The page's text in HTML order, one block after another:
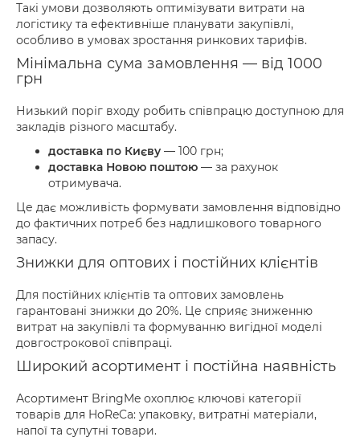
Такі умови дозволяють оптимізувати витрати на
логістику та ефективніше планувати закупівлі,
особливо в умовах зростання ринкових тарифів.
Мінімальна сума замовлення — від 1000
грн
Низький поріг входу робить співпрацю доступною для
закладів різного масштабу.
доставка по Києву — 100 грн;
доставка Новою поштою — за рахунок
отримувача.
Це дає можливість формувати замовлення відповідно
до фактичних потреб без надлишкового товарного
запасу.
Знижки для оптових і постійних клієнтів
Для постійних клієнтів та оптових замовлень
гарантовані знижки до 20%. Це сприяє зниженню
витрат на закупівлі та формуванню вигідної моделі
довгострокової співпраці.
Широкий асортимент і постійна наявність
Асортимент BringMe охоплює ключові категорії
товарів для HoReCa: упаковку, витратні матеріали,
напої та супутні товари.